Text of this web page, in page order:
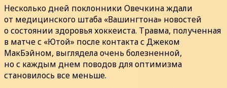
Несколько дней поклонники Овечкина ждали
от медицинского штаба «Вашингтона» новостей
о состоянии здоровья хоккеиста. Травма, полученная
в матче с «Ютой» после контакта с Джеком
МакБэйном, выглядела очень болезненной,
но с каждым днем поводов для оптимизма
становилось все меньше.